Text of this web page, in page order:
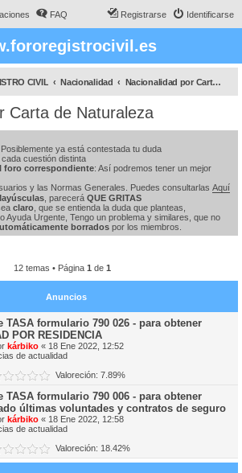
FAQ Identificarse
Registrarse
CIVIL Nacionalidad Nacionalidad por Carta de Naturaleza
Carta de Naturaleza
Posiblemente ya está contestada tu duda
cuestión distinta
foro correspondiente: Así podremos tener un mejor
y las Normas Generales. Puedes consultarlas Aquí
, parecerá QUE GRITAS
claro , que se entienda la duda que planteas,
Ayuda Urgente, Tengo un problema y similares, que no
borrados por los miembros.
12 temas • Página 1 de 1
Anuncios
TASA formulario 790 026 - para obtener
POR RESIDENCIA
kárbiko « 18 Ene 2022, 12:52
de actualidad
Valoreción: 7.89%
TASA formulario 790 006 - para obtener
últimas voluntades y contratos de seguro
kárbiko « 18 Ene 2022, 12:58
de actualidad
Valoreción: 18.42%